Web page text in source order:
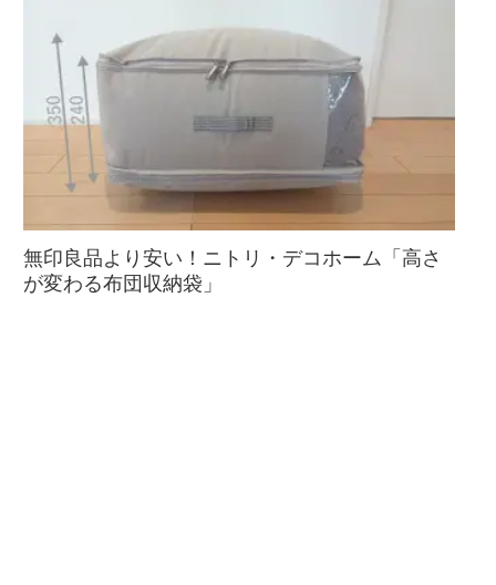
無印良品より安い！ニトリ・デコホーム「高さ
が変わる布団収納袋」